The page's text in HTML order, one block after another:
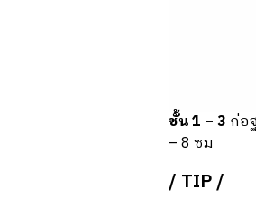
ชั้น 1 – 3 ก่อ
– 8 ซม
/ TIP /